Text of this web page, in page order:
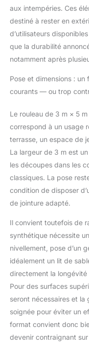
aux intempéries. Ces
destiné à rester en
d’utilisateurs
que la durabilité
notamment après
Pose et dimensions :
courants — ou trop
Le rouleau de 3 m × 5
correspond à un usage
terrasse, un espace de
La largeur de 3 m est
les découpes dans les
classiques. La pose
condition de disposer
de jointure adapté.
Il convient toutefois de
synthétique nécessite
nivellement, pose d’un
idéalement un lit de
directement la
Pour des surfaces
seront nécessaires et
soignée pour éviter un
format convient donc
devenir contraignant